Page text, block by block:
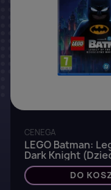
CENEGA
LEGO Batman:
Dark Knight
Mrocznego
DO